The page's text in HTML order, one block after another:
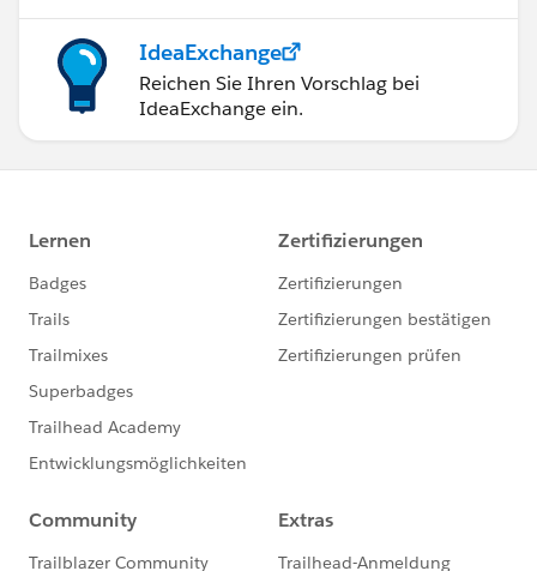
IdeaExchange
Reichen Sie Ihren Vorschlag bei
IdeaExchange ein.